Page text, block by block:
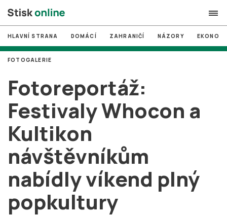
search
# MUNI
# Brno
# volby
login PŘIHLÁSIT SE
Zapomněli jste heslo?
HLAVNÍ STRANA DOMÁCÍ ZAHRANIČÍ NÁZORY
Fotoreportáž:
Festivaly Whocon a
Kultikon
návštěvníkům
nabídly víkend plný
popkultury
FOTOGALERIE